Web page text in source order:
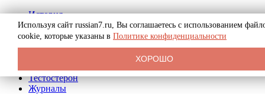
История
Биография
Криминал
Реклама на сайте
Тестостерон
Журналы
Используя сайт russian7.ru, Вы соглашаетесь с использованием
cookie, которые указаны в Политике конфиденциальности
ХОРОШО